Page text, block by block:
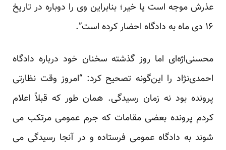
عذرش موجه است یا خیر؛ بنابراین وی را دوباره در تاریخ
۱۶ دی ماه به دادگاه احضار کرده‌ است”.
محسنی‌اژه‌ای اما روز گذشته سخنان خود درباره دادگاه
احمدی‌نژاد را این‌گونه تصحیح کرد: “امروز وقت نظارتی
پرونده بود نه زمان رسیدگی. همان طور که قبلاً اعلام
کردم پرونده بعضی مقامات که جرم عمومی مرتکب می
شوند به دادگاه عمومی فرستاده و در آنجا رسیدگی می